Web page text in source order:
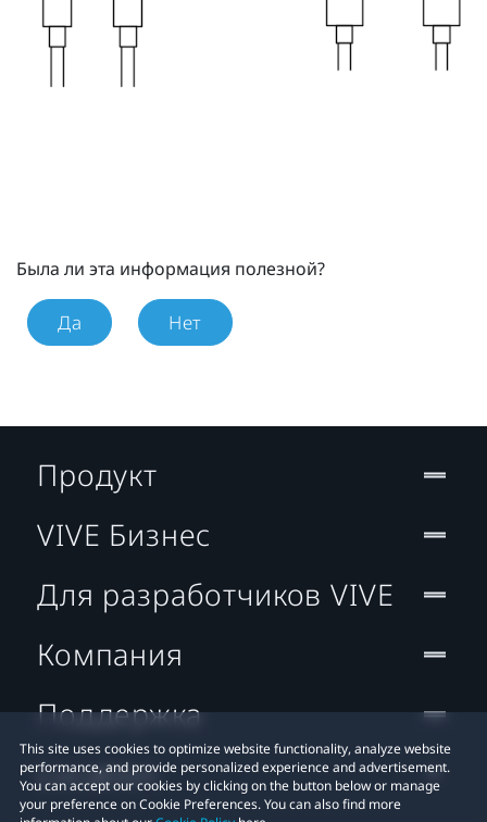
Была ли эта информация полезной?
Да Нет
This site uses cookies to optimize website functionality, analyze website
performance, and provide personalized experience and advertisement.
You can accept our cookies by clicking on the button below or manage
your preference on Cookie Preferences. You can also find more
Продукт
VIVE Бизнес
Для разработчиков VIVE
Компания
Поддержка
Location